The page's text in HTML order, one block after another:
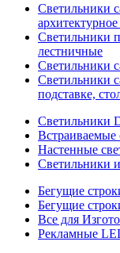
Светильники
Светильники
лестничные
Светильники
Светильники
подставке,
Светильники
Встраиваемые
Настенные
Светильники
Бегущие
Бегущие
Все для
Рекламные